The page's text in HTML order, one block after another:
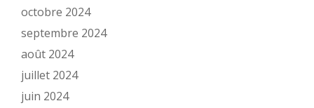
octobre 2024
septembre 2024
août 2024
juillet 2024
juin 2024